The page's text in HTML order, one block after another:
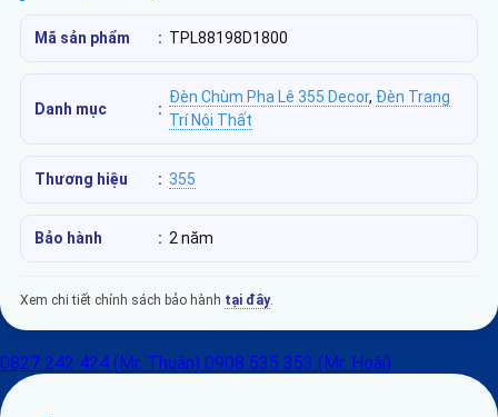
Mã sản phẩm : TPL88198D1800
Danh mục :
Đèn Chùm Pha Lê 355 Decor, Đèn Trang
Trí Nội Thất
Thương hiệu : 355
Bảo hành : 2 năm
Xem chi tiết chính sách bảo hành tại đây.
0827 242 424 (Mr. Thuận) 0908 535 353 (Mr. Hoài)